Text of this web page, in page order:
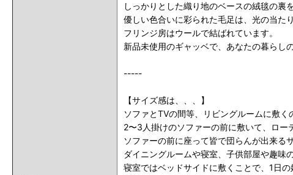
しっかりとした織り地のベースの絨毯の裏
優しい色合いに彩られた毛足は、光の当た
フリンジ房はウールで結ばれています。
新品未使用のギャッベで、あなたの暮らし
-----
【サイズ感は、、、】
ソファとTVの間等、リビングルームに敷く
2〜3人掛けのソファーの前に敷いて、ロー
ソファーの前に座って皆で団らんが出来る
ダイニングルームや寝室、子供部屋や趣味
寝室ではベッドサイドに敷くことで、1日